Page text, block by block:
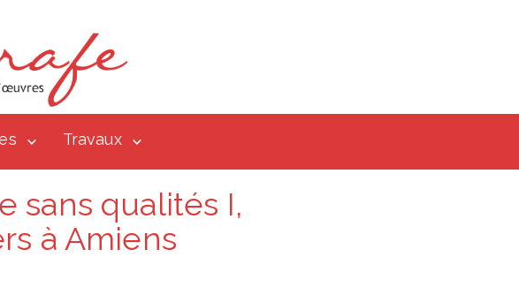
Travaux
sans qualités I,
à Amiens